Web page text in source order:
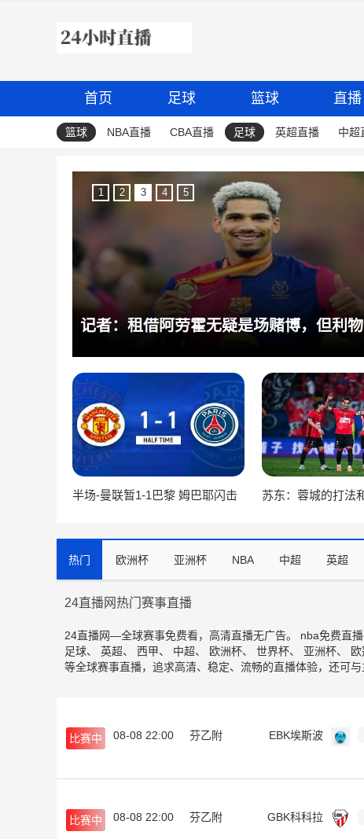
首页 足球 篮球 直播
篮球 NBA直播 CBA直播 足球 英超直播 中超
1 2 3 4 5
半场-曼联暂1-1巴黎 姆巴耶闪击
苏东：蓉城的打法
策略
热门
欧洲杯 亚洲杯 NBA 中超 英超
24直播网热门赛事直播
24直播网—全球赛事免费看，高清直播无广告。 nba免费直
足球、 英超、 西甲、 中超、 欧洲杯、 世界杯、 亚洲杯、
等全球赛事直播，追求高清、稳定、流畅的直播体验，还可与
比赛中 08-08 22:00 芬乙附 EBK埃斯波
比赛中 08-08 22:00 芬乙附 GBK科科拉